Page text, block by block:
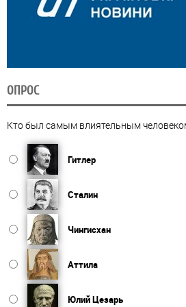
ОПРОС
Кто был самым влиятельным
Гитлер
Сталин
Чингисхан
Аттила
Юлий Цезарь